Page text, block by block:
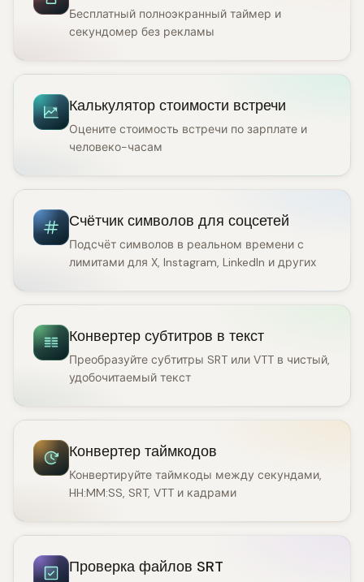
Бесплатный полноэкранный таймер и
секундомер без рекламы
Калькулятор стоимости встречи
Оцените стоимость встречи по зарплате и
человеко-часам
Счётчик символов для соцсетей
Подсчёт символов в реальном времени с
лимитами для X, Instagram, LinkedIn и других
Конвертер субтитров в текст
Преобразуйте субтитры SRT или VTT в чистый,
удобочитаемый текст
Конвертер таймкодов
Конвертируйте таймкоды между секундами,
HH:MM:SS, SRT, VTT и кадрами
Проверка файлов SRT